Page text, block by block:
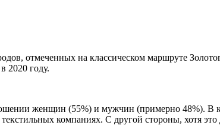
отмеченных на классическом маршруте
2020 году.
женщин (55%) и мужчин (примерно 48%). В
компаниях. С другой стороны, хотя